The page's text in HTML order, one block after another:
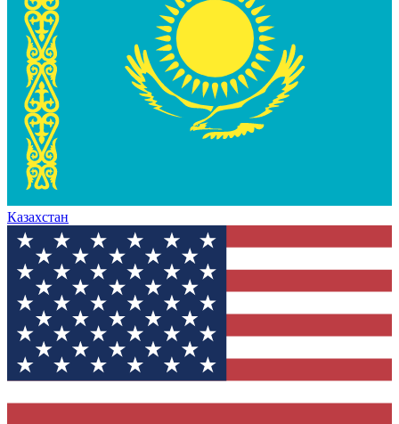
Казахстан